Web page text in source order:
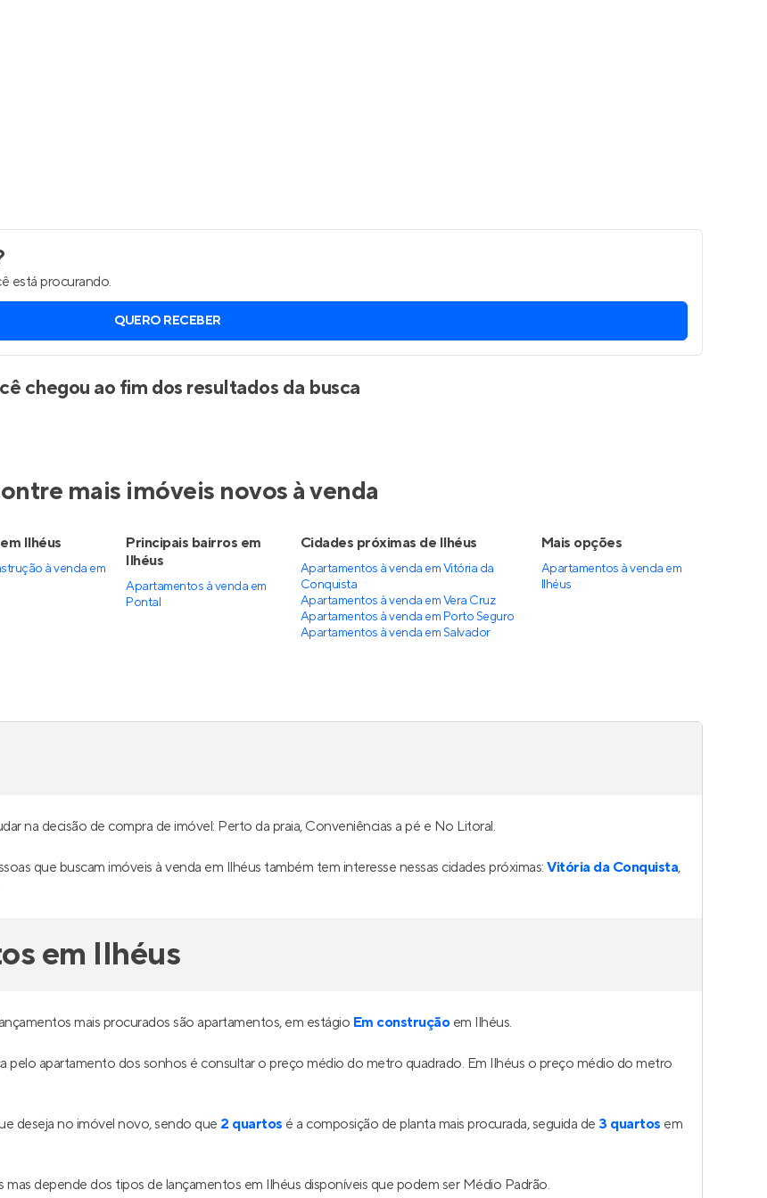
está procurando.
QUERO RECEBER
chegou ao fim dos resultados da busca
mais imóveis novos à venda
Ilhéus
à venda em
Principais bairros em
Ilhéus
Apartamentos à venda em
Pontal
Cidades próximas de Ilhéus
Apartamentos à venda em Vitória da
Conquista
Apartamentos à venda em Vera Cruz
Apartamentos à venda em Porto Seguro
Apartamentos à venda em Salvador
Mais opções
Apartamentos à venda em
Ilhéus
na decisão de compra de imóvel: Perto da praia, Conveniências a pé e No Litoral.
que buscam imóveis à venda em Ilhéus também tem interesse nessas cidades próximas:Vitória da Conquista,
em Ilhéus
mais procurados são apartamentos, em estágio Em construçãoem Ilhéus.
pelo apartamento dos sonhos é consultar o preço médio do metro quadrado. Em Ilhéus o preço médio do metro
deseja no imóvel novo, sendo que 2 quartos é a composição de planta mais procurada, seguida de 3 quartos em
depende dos tipos de lançamentos em Ilhéus disponíveis que podem ser Médio Padrão.